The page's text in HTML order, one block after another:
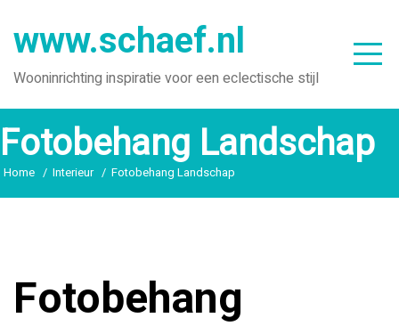
naar
inhoud
www.schaef.nl
Wooninrichting inspiratie voor een eclectische stijl
Fotobehang Landschap
Home Interieur Fotobehang Landschap
Fotobehang